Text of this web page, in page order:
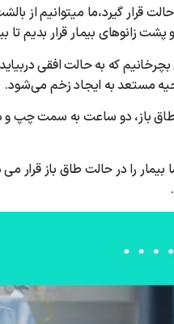
حالت قرار گیرد،ما میتوانیم
زانوهای بیمار قرار بدیم تا
بچرخانیم که به حالت افقی
مستعد به ایجاد زخم می‌شود.
را در حالت طاق باز قرار